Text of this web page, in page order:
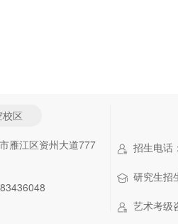
区
雁江区资州大道777
招生电话
研究生招
艺术考级